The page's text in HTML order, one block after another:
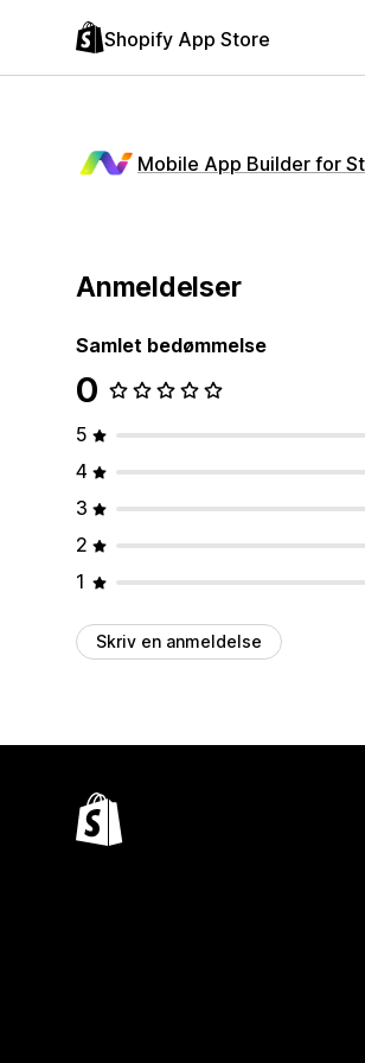
Shopify App Store
Mobile App Builder for
Anmeldelser
Samlet bedømmelse
0
5
4
3
2
1
Skriv en anmeldelse